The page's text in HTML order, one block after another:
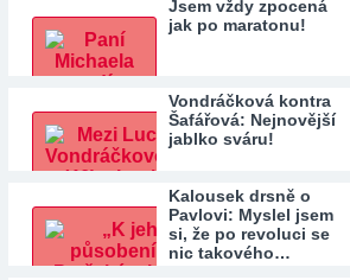
Jsem vždy zpocená
jak po maratonu!
Vondráčková kontra
Šafářová: Nejnovější
jablko sváru!
Kalousek drsně o
Pavlovi: Myslel jsem
si, že po revoluci se
nic takového…